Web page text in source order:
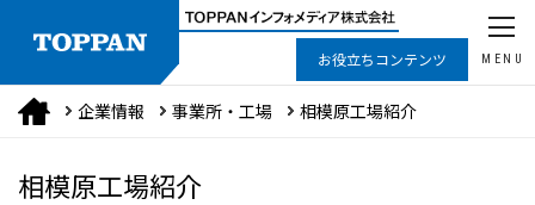
お役立ちコンテンツ MENU
企業情報 事業所・工場 相模原工場紹介
相模原工場紹介